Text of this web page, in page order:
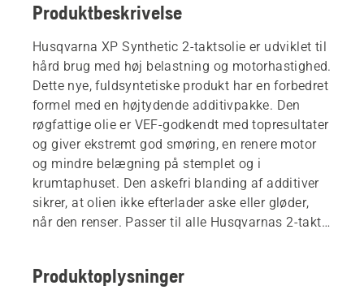
Produktbeskrivelse
Husqvarna XP Synthetic 2-taktsolie er udviklet til
hård brug med høj belastning og motorhastighed.
Dette nye, fuldsyntetiske produkt har en forbedret
formel med en højtydende additivpakke. Den
røgfattige olie er VEF-godkendt med topresultater
og giver ekstremt god smøring, en renere motor
og mindre belægning på stemplet og i
krumtaphuset. Den askefri blanding af additiver
sikrer, at olien ikke efterlader aske eller gløder,
når den renser. Passer til alle Husqvarnas 2-takts
Produktoplysninger